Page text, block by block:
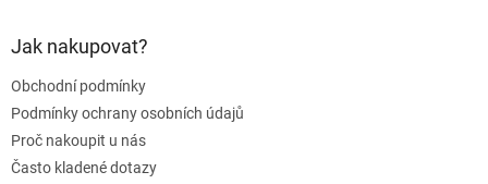
Jak nakupovat?
Obchodní podmínky
Podmínky ochrany osobních údajů
Proč nakoupit u nás
Často kladené dotazy